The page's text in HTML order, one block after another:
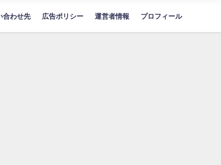
合わせ先 広告ポリシー 運営者情報 プロフィール